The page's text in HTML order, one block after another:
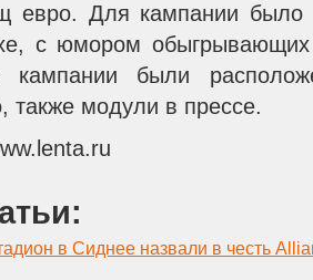
евро. Для кампании было
с юмором обыгрывающих
кампании были
также модули в прессе.
в Сиднее назвали в честь